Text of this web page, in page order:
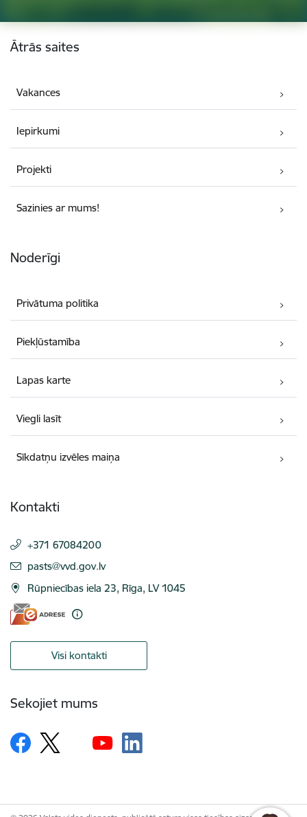
Kājene
Ātrās saites
Vakances
Iepirkumi
Projekti
Sazinies ar mums!
Noderīgi
Privātuma politika
Piekļūstamība
Lapas karte
Viegli lasīt
Sīkdatņu izvēles maiņa
Kontakti
+371 67084200
E-pasts:
pasts@vvd.gov.lv
Rūpniecības iela 23, Rīga, LV 1045
Visi kontakti
Sekojiet mums